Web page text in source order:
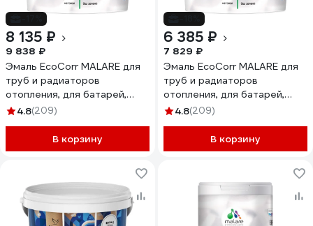
8 135 ₽
9 838 ₽
Эмаль EcoCorr MALARE для
труб и радиаторов
отопления, для батарей,
водная акриловая без запаха
ЭЭКОГРФМ1000
4.8(209)
В корзину
6 385 ₽
7 829 ₽
Эмаль EcoCorr MALARE для
труб и радиаторов
отопления, для батарей,
водная акриловая без запаха
кг ЭЭКОСВСМ1000
4.8(209)
В корзину